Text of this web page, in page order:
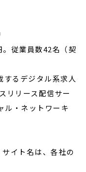
従業員数42名（契
るデジタル系求人
リリース配信サー
ル・ネットワーキ
イト名は、各社の